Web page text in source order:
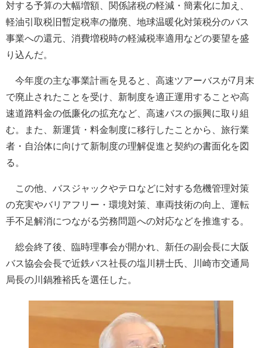
対する予算の大幅増額、関係諸税の軽減・簡素化に加え、
軽油引取税旧暫定税率の撤廃、地球温暖化対策税分のバス
事業への還元、消費増税時の軽減税率適用などの要望を盛
り込んだ。
今年度の主な事業計画を見ると、高速ツアーバスが7月末
で廃止されたことを受け、新制度を適正運用することや高
速道路料金の低廉化の拡充など、高速バスの振興に取り組
む。また、新運賃・料金制度に移行したことから、旅行業
者・自治体に向けて新制度の理解促進と契約の書面化を図
る。
この他、バスジャックやテロなどに対する危機管理対策
の充実やバリアフリー・環境対策、車両技術の向上、運転
手不足解消につながる労務問題への対応などを推進する。
総会終了後、臨時理事会が開かれ、新任の副会長に大阪
バス協会会長で近鉄バス社長の塩川耕士氏、川崎市交通局
局長の川鍋雅裕氏を選任した。